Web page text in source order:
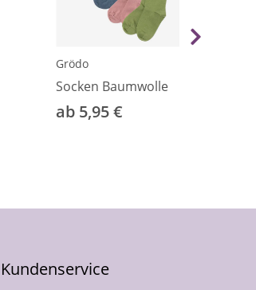
Grödo
Socken Baumwolle
ab 5,95 €
Kundenservice